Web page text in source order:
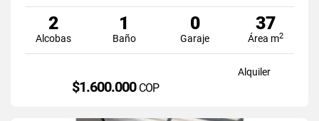
2
Alcobas
1
Baño
0
Garaje
37
Área m2
Alquiler
$1.600.000 COP